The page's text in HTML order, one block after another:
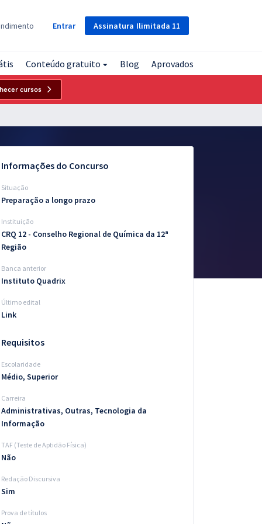
Assinatura Ilimitada 11
Entrar
Conteúdo gratuito Blog Aprovados
cursos
Informações do Concurso
Situação
Preparação a longo prazo
Instituição
CRQ 12 - Conselho Regional de Química da 12ª
Região
Banca anterior
Instituto Quadrix
Último edital
Link
Requisitos
Escolaridade
Médio, Superior
Carreira
Administrativas, Outras, Tecnologia da
Informação
TAF (Teste de Aptidão Física)
Não
Redação Discursiva
Sim
Prova de títulos